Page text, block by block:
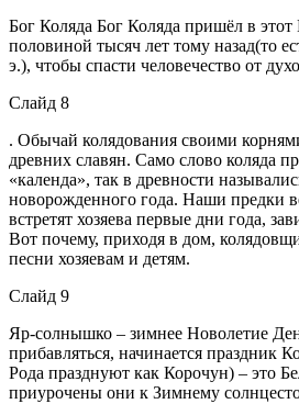
Бог Коляда Бог Коляда пришёл в
половиной тысяч лет тому назад(то
э.), чтобы спасти человечество от
Слайд 8
. Обычай колядования своими
древних славян. Само слово коляда
«календа», так в древности
новорожденного года. Наши предки
встретят хозяева первые дни года,
Вот почему, приходя в дом,
песни хозяевам и детям.
Слайд 9
Яр-солнышко – зимнее Новолетие
прибавляться, начинается праздник
Рода празднуют как Корочун) – это
приурочены они к Зимнему